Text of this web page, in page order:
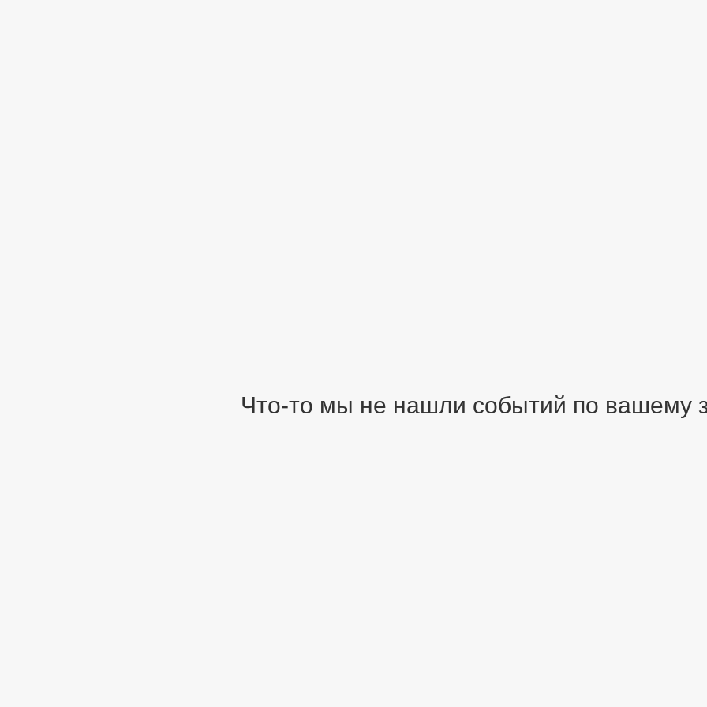
Что-то мы не нашли событий по вашему